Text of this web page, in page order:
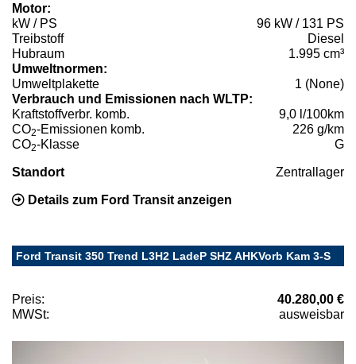
Motor:
kW / PS
96 kW / 131 PS
Treibstoff
Diesel
Hubraum
1.995 cm³
Umweltnormen:
Umweltplakette
1 (None)
Verbrauch und Emissionen nach WLTP:
Kraftstoffverbr. komb.
9,0 l/100km
CO2-Emissionen komb.
226 g/km
CO2-Klasse G
Standort Zentrallager
Details zum Ford Transit anzeigen
Ford Transit 350 Trend L3H2 LadeP SHZ AHKVorb Kam 3-S
Preis:
40.280,00 €
MWSt:
ausweisbar